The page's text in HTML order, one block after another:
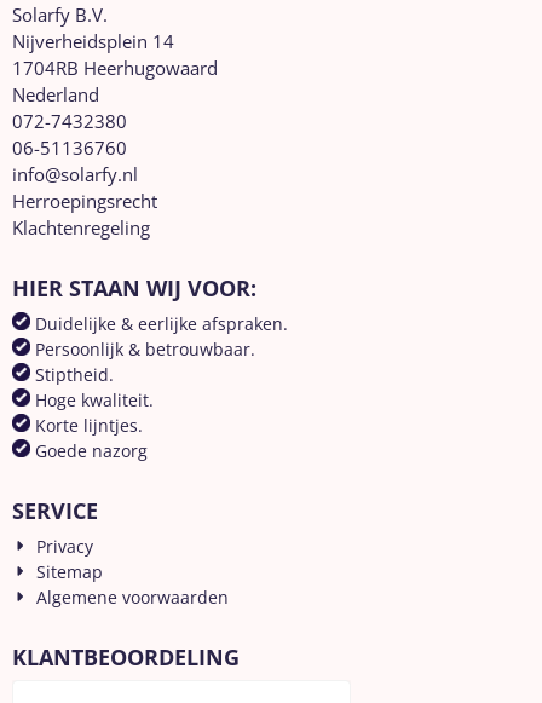
Solarfy B.V.
Nijverheidsplein 14
1704RB Heerhugowaard
Nederland
072-7432380
06-51136760
info@solarfy.nl
Herroepingsrecht
Klachtenregeling
HIER STAAN WIJ VOOR:
Duidelijke & eerlijke afspraken.
Persoonlijk & betrouwbaar.
Stiptheid.
Hoge kwaliteit.
Korte lijntjes.
Goede nazorg
SERVICE
Privacy
Sitemap
Algemene voorwaarden
KLANTBEOORDELING